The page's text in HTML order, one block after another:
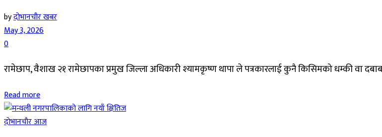
byदोभानचौर खबर
May 3, 2026
0
रामेछाप, वैशाख २१ रामेछापका प्रमुख जिल्ला अधिकारी श्यामकृष्ण थापा ले पत्रकारलाई कुनै किसिमको धम्की वा
Read more
दाेभानचाैर आज